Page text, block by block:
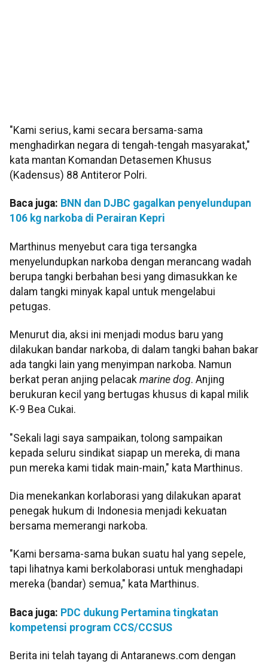
"Kami serius, kami secara bersama-sama
menghadirkan negara di tengah-tengah masyarakat,"
kata mantan Komandan Detasemen Khusus
(Kadensus) 88 Antiteror Polri.
Baca juga: BNN dan DJBC gagalkan penyelundupan
106 kg narkoba di Perairan Kepri
Marthinus menyebut cara tiga tersangka
menyelundupkan narkoba dengan merancang wadah
berupa tangki berbahan besi yang dimasukkan ke
dalam tangki minyak kapal untuk mengelabui
petugas.
Menurut dia, aksi ini menjadi modus baru yang
dilakukan bandar narkoba, di dalam tangki bahan bakar
ada tangki lain yang menyimpan narkoba. Namun
berkat peran anjing pelacak marine dog. Anjing
berukuran kecil yang bertugas khusus di kapal milik
K-9 Bea Cukai.
"Sekali lagi saya sampaikan, tolong sampaikan
kepada seluru sindikat siapap un mereka, di mana
pun mereka kami tidak main-main," kata Marthinus.
Dia menekankan korlaborasi yang dilakukan aparat
penegak hukum di Indonesia menjadi kekuatan
bersama memerangi narkoba.
"Kami bersama-sama bukan suatu hal yang sepele,
tapi lihatnya kami berkolaborasi untuk menghadapi
mereka (bandar) semua," kata Marthinus.
Baca juga: PDC dukung Pertamina tingkatan
kompetensi program CCS/CCSUS
Berita ini telah tayang di Antaranews.com dengan